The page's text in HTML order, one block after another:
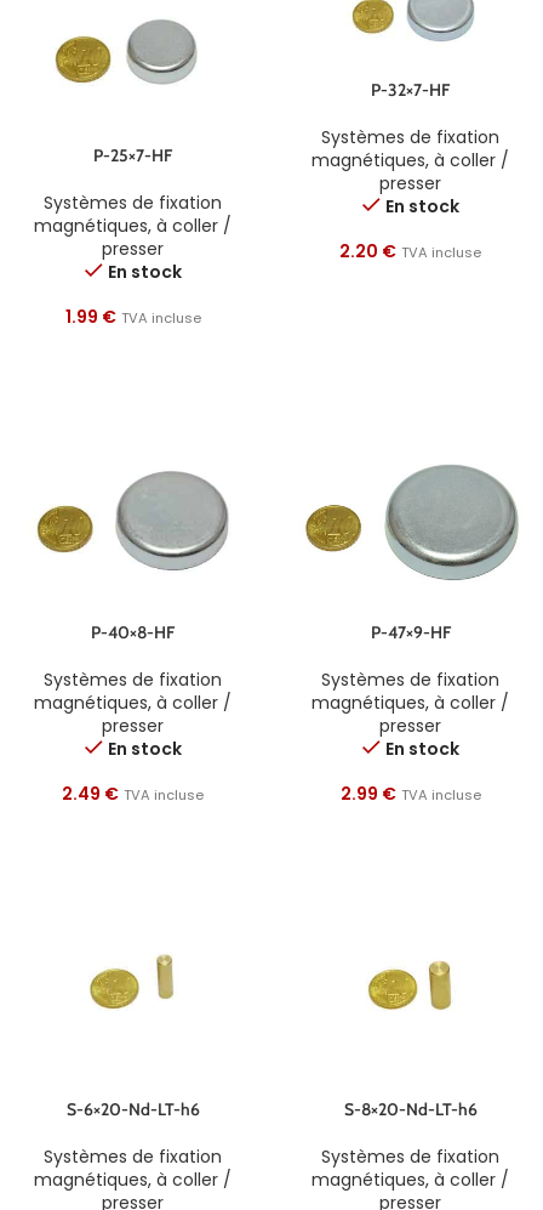
P-25×7-HF
Systèmes de fixation
magnétiques, à coller /
presser
En stock
1.99 € TVA incluse
P-32×7-HF
Systèmes de fixation
magnétiques, à coller /
presser
En stock
2.20 € TVA incluse
P-40×8-HF
Systèmes de fixation
magnétiques, à coller /
presser
En stock
2.49 € TVA incluse
P-47×9-HF
Systèmes de fixation
magnétiques, à coller /
presser
En stock
2.99 € TVA incluse
S-6×20-Nd-LT-h6
Systèmes de fixation
magnétiques, à coller /
presser
S-8×20-Nd-LT-h6
Systèmes de fixation
magnétiques, à coller /
presser